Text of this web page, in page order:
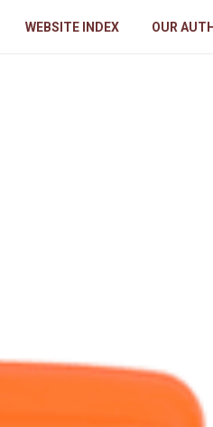
WEBSITE INDEX OUR